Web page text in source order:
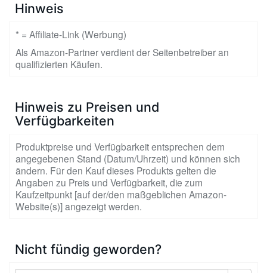
Hinweis
* = Affiliate-Link (Werbung)
Als Amazon-Partner verdient der Seitenbetreiber an
qualifizierten Käufen.
Hinweis zu Preisen und
Verfügbarkeiten
Produktpreise und Verfügbarkeit entsprechen dem
angegebenen Stand (Datum/Uhrzeit) und können sich
ändern. Für den Kauf dieses Produkts gelten die
Angaben zu Preis und Verfügbarkeit, die zum
Kaufzeitpunkt [auf der/den maßgeblichen Amazon-
Website(s)] angezeigt werden.
Nicht fündig geworden?